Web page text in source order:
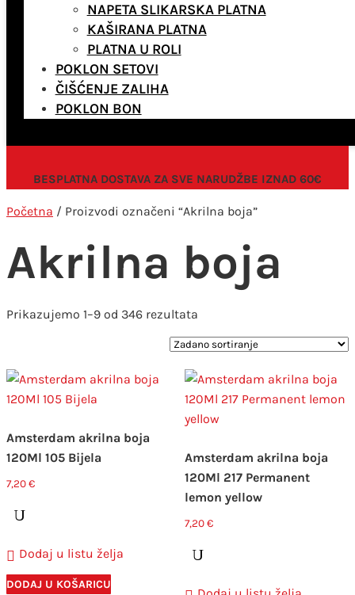
NAPETA SLIKARSKA PLATNA
KAŠIRANA PLATNA
PLATNA U ROLI
POKLON SETOVI
ČIŠĆENJE ZALIHA
POKLON BON
BESPLATNA DOSTAVA ZA SVE NARUDŽBE IZNAD 60€
Početna / Proizvodi označeni “Akrilna boja”
Akrilna boja
Prikazujemo 1–9 od 346 rezultata
Amsterdam akrilna boja
120Ml 105 Bijela
7,20€
Dodaj u listu želja
DODAJ U KOŠARICU
Amsterdam akrilna boja
120Ml 217 Permanent
lemon yellow
7,20€